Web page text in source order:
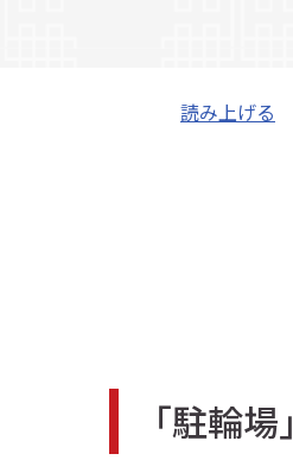
読み上げる
「駐輪場」